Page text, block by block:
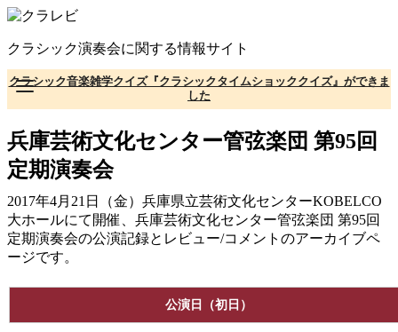
コ
テ
ン
ツ
へ
動
クラシック演奏会に関する情報サイト
クラシック音楽雑学クイズ『クラシックタイムショッククイズ』ができま
した
兵庫芸術文化センター管弦楽団 第95回
定期演奏会
2017年4月21日（金）兵庫県立芸術文化センターKOBELCO
大ホールにて開催、兵庫芸術文化センター管弦楽団 第95回
定期演奏会の公演記録とレビュー/コメントのアーカイブペ
ージです。
公演日（初日）